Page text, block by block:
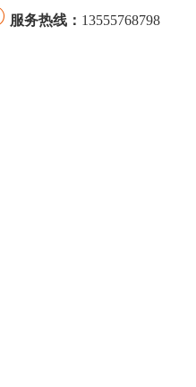
服务热线： 13555768798